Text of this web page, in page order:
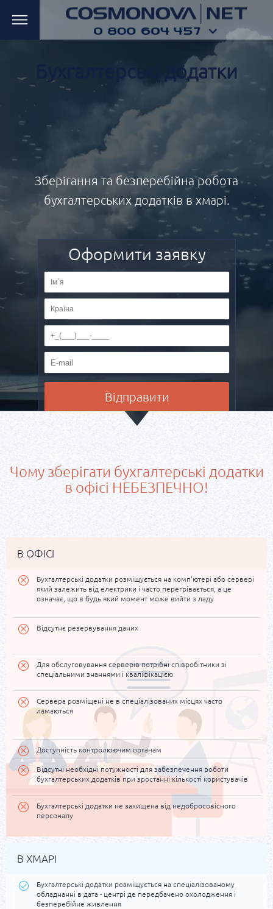
Бухгалтерські додатки
Зберігання та безперебійна робота
бухгалтерських додатків в хмарі.
Оформити заявку
Чому зберігати бухгалтерські додатки
в ​​офісі НЕБЕЗПЕЧНО!
В ОФІСІ
Бухгалтерські додатки розміщується на комп'ютері або сервері
який залежить від електрики і часто перегрівається, а це
означає, що в будь який момент може вийти з ладу
Відсутнє резервування даних
Для обслуговування серверів потрібні співробітники зі
спеціальними знаннями і кваліфікацією
Сервера розміщені не в спеціалізованих місцях часто
ламаються
Доступність контролюючим органам
Відсутні необхідні потужності для забезпечення роботи
бухгалтерських додатків при зростанні кількості користувачів
Бухгалтерські додатки не захищена від недобросовісного
персоналу
В ХМАРІ
Бухгалтерські додатки розміщується на спеціалізованому
обладнанні в дата - центрі де передбачено охолодження і
безперебійне живлення